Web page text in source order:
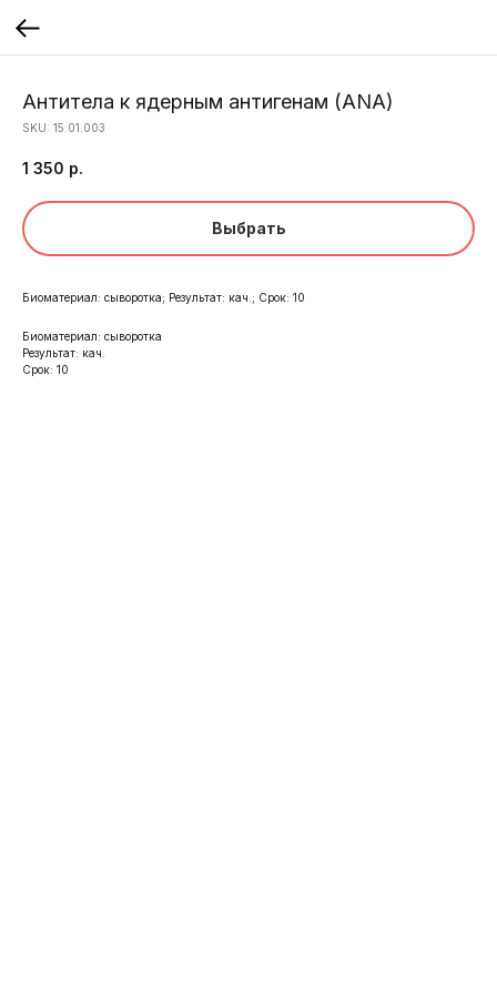
Антитела к ядерным антигенам (ANA)
SKU: 15.01.003
1 350 р.
Выбрать
Биоматериал: сыворотка; Результат: кач.; Срок: 10
Биоматериал: сыворотка
Результат: кач.
Срок: 10